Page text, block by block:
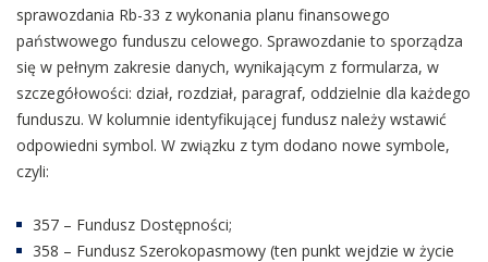
sprawozdania Rb-33 z wykonania planu finansowego
państwowego funduszu celowego. Sprawozdanie to sporządza
się w pełnym zakresie danych, wynikającym z formularza, w
szczegółowości: dział, rozdział, paragraf, oddzielnie dla każdego
funduszu. W kolumnie identyfikującej fundusz należy wstawić
odpowiedni symbol. W związku z tym dodano nowe symbole,
czyli:
357 – Fundusz Dostępności;
358 – Fundusz Szerokopasmowy (ten punkt wejdzie w życie